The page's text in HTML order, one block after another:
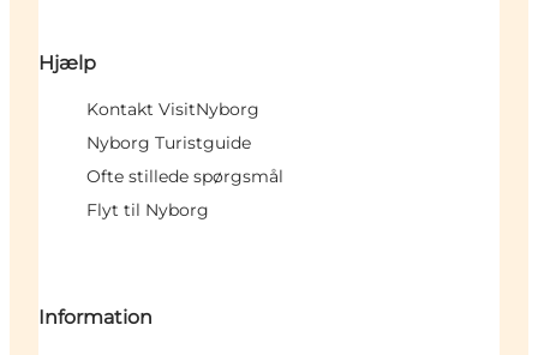
Hjælp
Kontakt VisitNyborg
Nyborg Turistguide
Ofte stillede spørgsmål
Flyt til Nyborg
Information